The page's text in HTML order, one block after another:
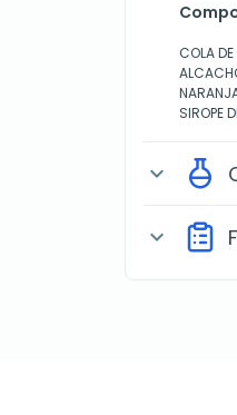
COLA
SIROPE
expand_more
expand_more